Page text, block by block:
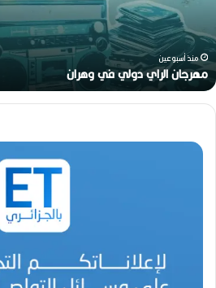
عصيب
منذ أسبوعين
هواري عوينات.. أيقونة البهجة في زمن عصيب